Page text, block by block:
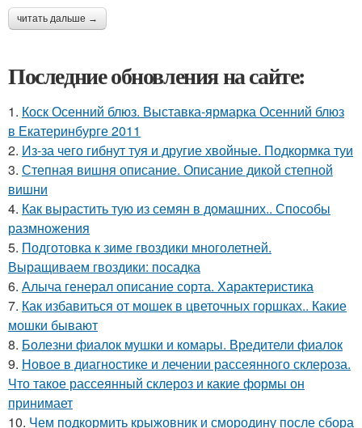
читать дальше →
Последние обновления на сайте:
1. Коск Осенний блюз. Выставка-ярмарка Осенний блюз
в Екатеринбурге 2011
2. Из-за чего гибнут туя и другие хвойные. Подкормка туи
3. Степная вишня описание. Описание дикой степной
вишни
4. Как вырастить тую из семян в домашних.. Способы
размножения
5. Подготовка к зиме гвоздики многолетней.
Выращиваем гвоздики: посадка
6. Алыча генерал описание сорта. Характеристика
7. Как избавиться от мошек в цветочных горшках.. Какие
мошки бывают
8. Болезни фиалок мушки и комары. Вредители фиалок
9. Новое в диагностике и лечении рассеянного склероза.
Что такое рассеянный склероз и какие формы он
принимает
10. Чем подкормить крыжовник и смородину после сбора